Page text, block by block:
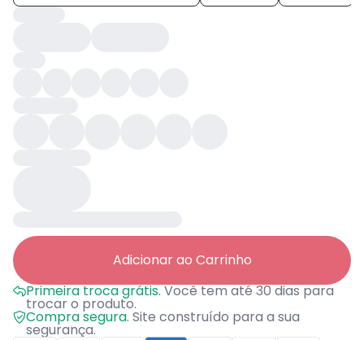
Adicionar ao Carrinho
Primeira troca grátis.Você tem até 30 dias para
trocar o produto.
Compra segura. Site construído para a sua
segurança.